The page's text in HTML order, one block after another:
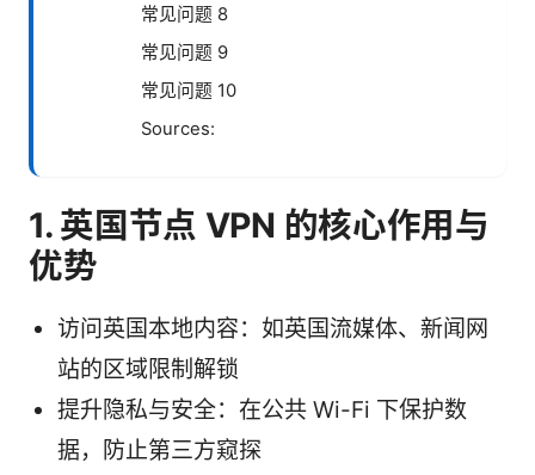
常见问题 8
常见问题 9
常见问题 10
Sources:
1. 英国节点 VPN 的核心作用与
优势
访问英国本地内容：如英国流媒体、新闻网
站的区域限制解锁
提升隐私与安全：在公共 Wi-Fi 下保护数
据，防止第三方窥探